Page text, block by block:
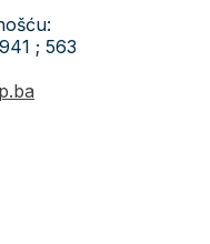
; 563